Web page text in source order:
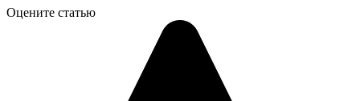
Оцените статью